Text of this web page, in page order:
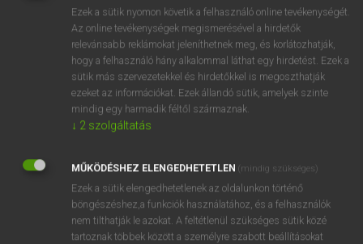
NINCS ELŐFIZETÉSED?
Nincs regisztrációm és előfizetésem. A szótár 2 órás,
díjmentes próbaverziójának elindításához regisztrálok és
belépek.
REGISZTRÁCIÓ
EURÓPAI UNIÓS TERMINOLÓGIAI SZÓTÁR
Kapcsolódó anyagok
Ezek a sütik nyomon követik a felhasználó online tevékenységét.
Az online tevékenységek megismerésével a hirdetők
relevánsabb reklámokat jeleníthetnek meg, és korlátozhatják,
hogy a felhasználó hány alkalommal láthat egy hirdetést. Ezek a
sütik más szervezetekkel és hirdetőkkel is megoszthatják
ezeket az információkat. Ezek állandó sütik, amelyek szinte
mindig egy harmadik féltől származnak.
↓ 2 szolgáltatás
MŰKÖDÉSHEZ ELENGEDHETETLEN (mindig szükséges)
Ezek a sütik elengedhetetlenek az oldalunkon történő
böngészéshez,a funkciók használatához, és a felhasználók
nem tilthatják le azokat. A feltétlenül szükséges sütik közé
tartoznak többek között a személyre szabott beállításokat